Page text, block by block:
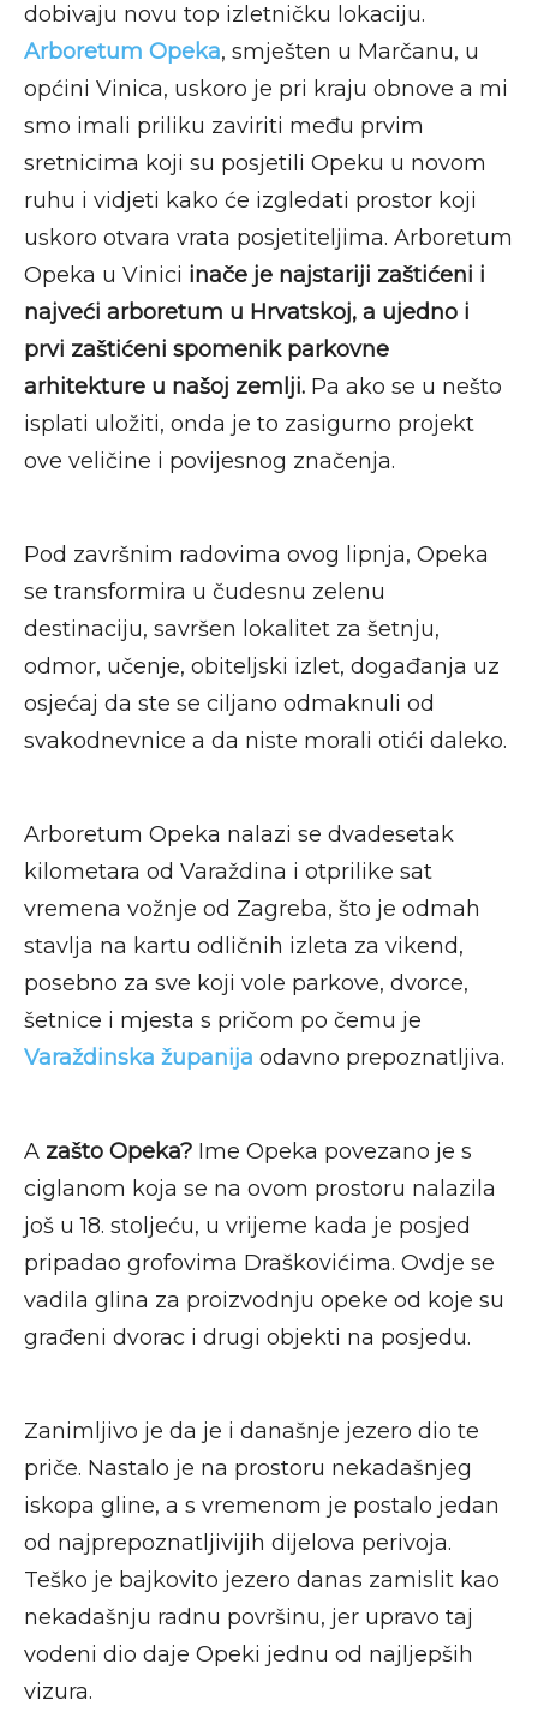
dobivaju novu top izletničku lokaciju.
Arboretum Opeka, smješten u Marčanu, u
općini Vinica, uskoro je pri kraju obnove a mi
smo imali priliku zaviriti među prvim
sretnicima koji su posjetili Opeku u novom
ruhu i vidjeti kako će izgledati prostor koji
uskoro otvara vrata posjetiteljima. Arboretum
Opeka u Vinici inače je najstariji zaštićeni i
najveći arboretum u Hrvatskoj, a ujedno i
prvi zaštićeni spomenik parkovne
arhitekture u našoj zemlji. Pa ako se u nešto
isplati uložiti, onda je to zasigurno projekt
ove veličine i povijesnog značenja.
Pod završnim radovima ovog lipnja, Opeka
se transformira u čudesnu zelenu
destinaciju, savršen lokalitet za šetnju,
odmor, učenje, obiteljski izlet, događanja uz
osjećaj da ste se ciljano odmaknuli od
svakodnevnice a da niste morali otići daleko.
Arboretum Opeka nalazi se dvadesetak
kilometara od Varaždina i otprilike sat
vremena vožnje od Zagreba, što je odmah
stavlja na kartu odličnih izleta za vikend,
posebno za sve koji vole parkove, dvorce,
šetnice i mjesta s pričom po čemu je
Varaždinska županija odavno prepoznatljiva.
A zašto Opeka? Ime Opeka povezano je s
ciglanom koja se na ovom prostoru nalazila
još u 18. stoljeću, u vrijeme kada je posjed
pripadao grofovima Draškovićima. Ovdje se
vadila glina za proizvodnju opeke od koje su
građeni dvorac i drugi objekti na posjedu.
Zanimljivo je da je i današnje jezero dio te
priče. Nastalo je na prostoru nekadašnjeg
iskopa gline, a s vremenom je postalo jedan
od najprepoznatljivijih dijelova perivoja.
Teško je bajkovito jezero danas zamislit kao
nekadašnju radnu površinu, jer upravo taj
vodeni dio daje Opeki jednu od najljepših
vizura.